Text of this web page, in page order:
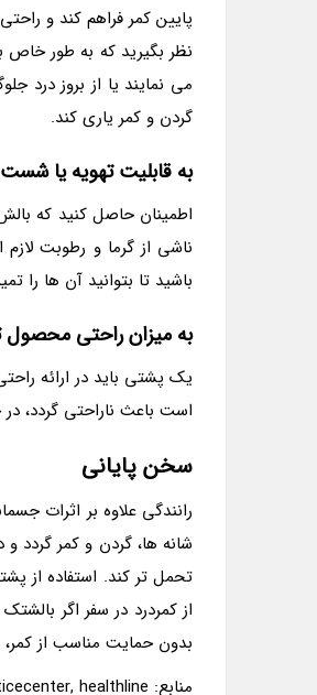
پایین کمر فراهم کند و
نظر بگیرید که به طور خاص
می نمایند یا از بروز درد
گردن و کمر یاری کند.
به قابلیت تهویه یا
اطمینان حاصل کنید که
ناشی از گرما و رطوبت
باشید تا بتوانید آن ها را
به میزان راحتی محصول
یک پشتی باید در ارائه
است باعث ناراحتی گردد،
سخن پایانی
رانندگی علاوه بر اثرات
شانه ها، گردن و کمر گردد
تحمل تر کند. استفاده از
از کمردرد در سفر اگر
بدون حمایت مناسب از کمر،
منابع: malpracticecenter, healthline